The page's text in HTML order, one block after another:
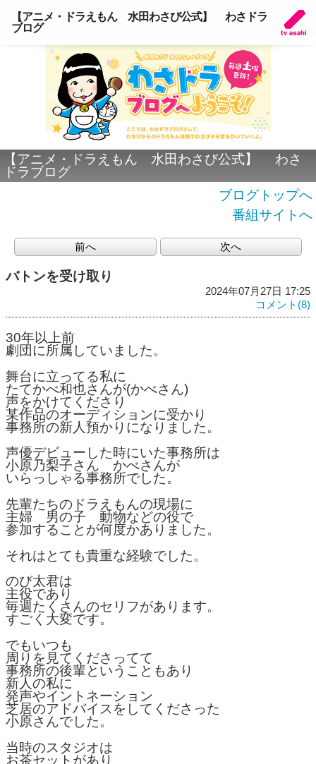
【アニメ・ドラえもん 水田わさび公式】 わさドラ
ブログ
【アニメ・ドラえもん 水田わさび公式】 わさ
ドラブログ
ブログトップへ
番組サイトへ
前へ 次へ
バトンを受け取り
2024年07月27日 17:25
コメント(8)
30年以上前
劇団に所属していました。
舞台に立ってる私に
たてかべ和也さんが(かべさん)
声をかけてくださり
某作品のオーディションに受かり
事務所の新人預かりになりました。
声優デビューした時にいた事務所は
小原乃梨子さん かべさんが
いらっしゃる事務所でした。
先輩たちのドラえもんの現場に
主婦 男の子 動物などの役で
参加することが何度かありました。
それはとても貴重な経験でした。
のび太君は
主役であり
毎週たくさんのセリフがあります。
すごく大変です。
でもいつも
周りを見てくださってて
事務所の後輩ということもあり
新人の私に
発声やイントネーション
芝居のアドバイスをしてくださった
小原さんでした。
当時のスタジオは
お茶セットがあり